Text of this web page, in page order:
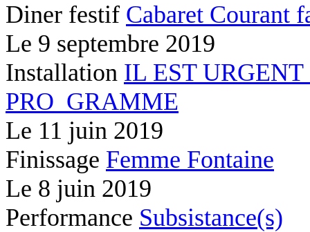
Diner festif Cabaret Courant
Le 9 septembre 2019
Installation IL EST URGENT
PRO_GRAMME
Le 11 juin 2019
Finissage Femme Fontaine
Le 8 juin 2019
Performance Subsistance(s)